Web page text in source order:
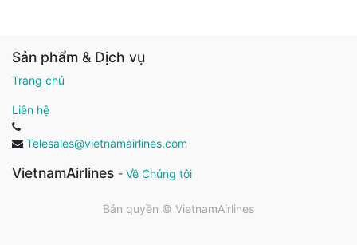
Sản phẩm & Dịch vụ
Trang chủ
Liên hệ
Telesales@vietnamairlines.com
VietnamAirlines - Về Chúng tôi
Bản quyền © VietnamAirlines